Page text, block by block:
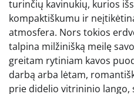
turinčių kavinukių, kurios
kompaktiškumu ir
atmosfera. Nors tokios
talpina milžinišką meilę
greitam rytiniam kavos
darbą arba lėtam,
prie didelio vitrininio lango,